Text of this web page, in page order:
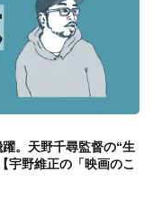
。天野千尋監督の“生
宇野維正の「映画のこ